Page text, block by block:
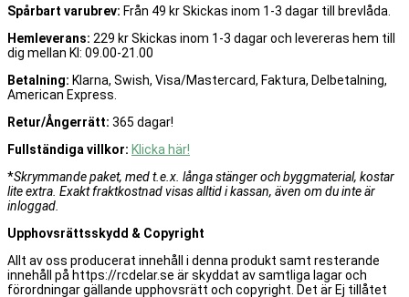
Spårbart varubrev: Från 49 kr Skickas inom 1-3 dagar till brevlåda.
Hemleverans: 229 kr Skickas inom 1-3 dagar och levereras hem till
dig mellan Kl: 09.00-21.00
Betalning: Klarna, Swish, Visa/Mastercard, Faktura, Delbetalning,
American Express.
Retur/Ångerrätt: 365 dagar!
Fullständiga villkor: Klicka här!
*Skrymmande paket, med t.e.x. långa stänger och byggmaterial, kostar
lite extra. Exakt fraktkostnad visas alltid i kassan, även om du inte är
inloggad.
Upphovsrättsskydd & Copyright
Allt av oss producerat innehåll i denna produkt samt resterande
innehåll på https://rcdelar.se är skyddat av samtliga lagar och
förordningar gällande upphovsrätt och copyright. Det är Ej tillåtet